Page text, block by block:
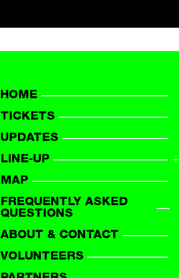
HOME
TICKETS
UPDATES
LINE-UP
LINE-UP OVERVIEW
MAP
FREQUENTLY ASKED
QUESTIONS
ABOUT & CONTACT
VOLUNTEERS